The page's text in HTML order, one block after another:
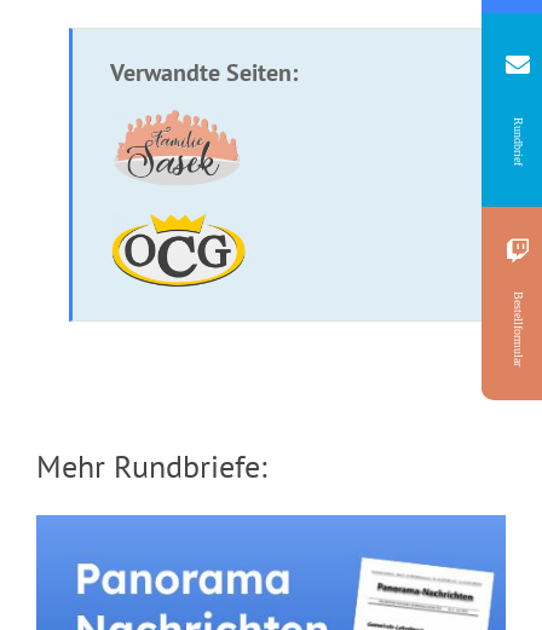
Verwandte Seiten:
Mehr Rundbriefe:
Rundbrief
Bestellformular